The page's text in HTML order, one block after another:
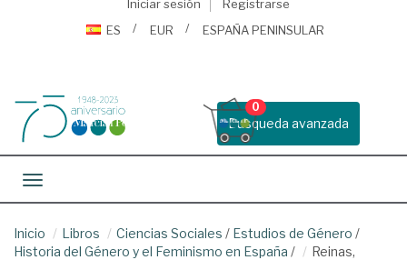
Iniciar sesión
Registrarse
ES
EUR ESPAÑA PENINSULAR
Busqueda avanzada
0
Toggle navigation
Inicio Libros Ciencias Sociales / Estudios de Género /
Historia del Género y el Feminismo en España /
Reinas,